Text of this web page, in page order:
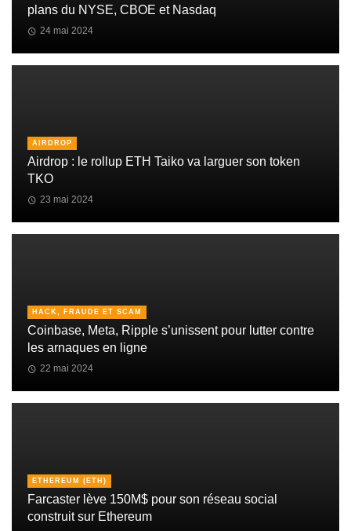
plans du NYSE, CBOE et Nasdaq
24 mai 2024
AIRDROP
Airdrop : le rollup ETH Taiko va larguer son token
TKO
23 mai 2024
HACK, FRAUDE ET SCAM
Coinbase, Meta, Ripple s’unissent pour lutter contre
les arnaques en ligne
22 mai 2024
ETHEREUM (ETH)
Farcaster lève 150M$ pour son réseau social
construit sur Ethereum